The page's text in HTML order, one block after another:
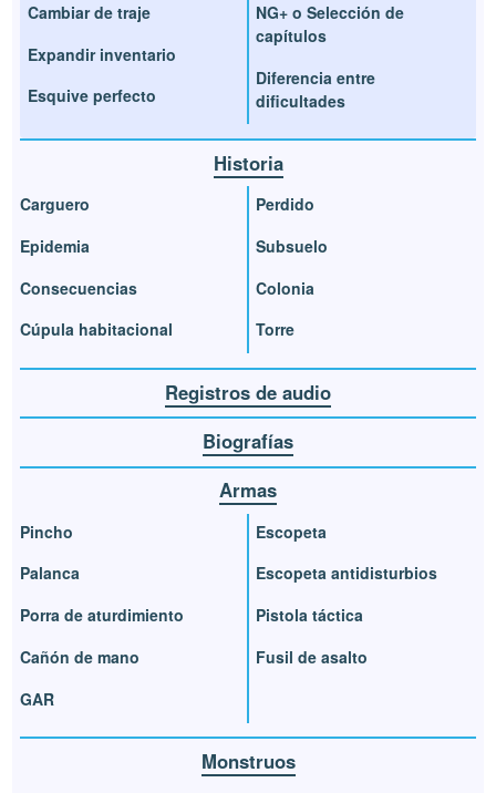
Cambiar de traje
Expandir inventario
Esquive perfecto
NG+ o Selección de
capítulos
Diferencia entre
dificultades
Historia
Carguero
Epidemia
Consecuencias
Cúpula habitacional
Perdido
Subsuelo
Colonia
Torre
Registros de audio
Biografías
Armas
Pincho
Palanca
Porra de aturdimiento
Cañón de mano
GAR
Escopeta
Escopeta antidisturbios
Pistola táctica
Fusil de asalto
Monstruos